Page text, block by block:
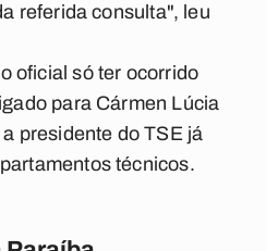
referida consulta", leu
oficial só ter ocorrido
para Cármen Lúcia
presidente do TSE já
técnicos.